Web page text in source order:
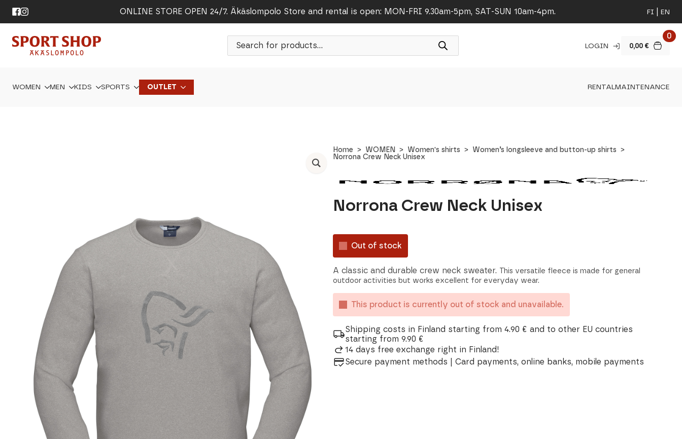
ONLINE STORE OPEN 24/7. Äkäslompolo Store and rental is open: MON-FRI 9.30am-5pm, SAT-SUN 10am-4pm. FI EN
Products
search
LOGIN 0,00 €
0
WOMEN MEN KIDS SPORTS OUTLET RENTALMAINTENANCE
Home WOMEN Women's shirts
Women’s longsleeve and button-up shirts
Norrona Crew Neck Unisex
Norrona Crew Neck Unisex
Out of stock
A classic and durable crew neck sweater. This versatile fleece is made for general
outdoor activities but works excellent for everyday wear.
This product is currently out of stock and unavailable.
Shipping costs in Finland starting from 4.90 € and to other EU countries
starting from 9.90 €
14 days free exchange right in Finland!
Secure payment methods | Card payments, online banks, mobile payments